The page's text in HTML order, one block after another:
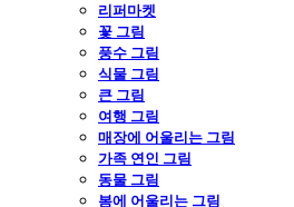
리퍼마켓
꽃 그림
풍수 그림
식물 그림
큰 그림
여행 그림
매장에 어울리는 그림
가족 연인 그림
동물 그림
봄에 어울리는 그림